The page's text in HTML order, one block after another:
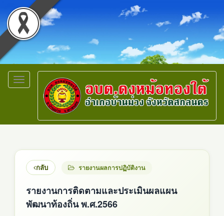
Toggle
navigation
กลับ รายงานผลการปฏิบัติงาน
รายงานการติดตามและประเมินผลแผน
พัฒนาท้องถิ่น พ.ศ.2566